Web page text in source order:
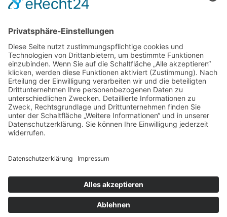
Impressum
Datenschutz
Cookie-Einstellungen
Geschäftspartner